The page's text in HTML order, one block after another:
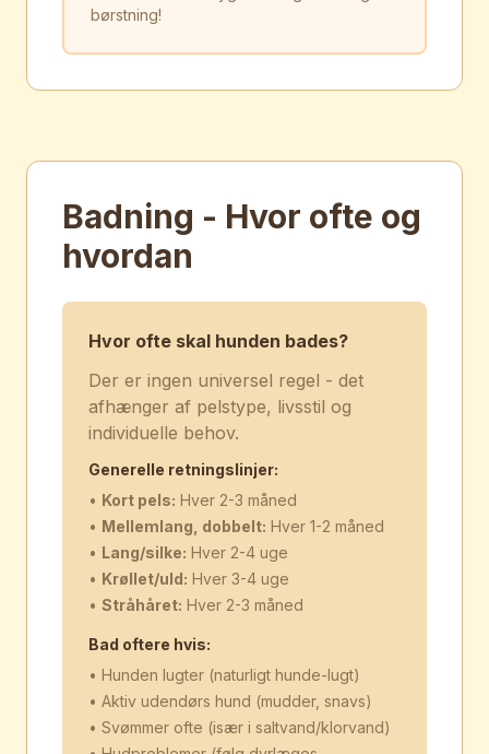
børstning!
Badning - Hvor ofte og
hvordan
Hvor ofte skal hunden bades?
Der er ingen universel regel - det
afhænger af pelstype, livsstil og
individuelle behov.
Generelle retningslinjer:
• Kort pels: Hver 2-3 måned
• Mellemlang, dobbelt: Hver 1-2 måned
• Lang/silke: Hver 2-4 uge
• Krøllet/uld: Hver 3-4 uge
• Stråhåret: Hver 2-3 måned
Bad oftere hvis:
• Hunden lugter (naturligt hunde-lugt)
• Aktiv udendørs hund (mudder, snavs)
• Svømmer ofte (især i saltvand/klorvand)